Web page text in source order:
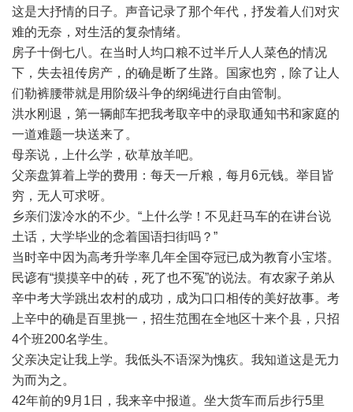
这是大抒情的日子。声音记录了那个年代，抒发着人们对灾
难的无奈，对生活的复杂情绪。
房子十倒七八。在当时人均口粮不过半斤人人菜色的情况
下，失去祖传房产，的确是断了生路。国家也穷，除了让人
们勒裤腰带就是用阶级斗争的纲绳进行自由管制。
洪水刚退，第一辆邮车把我考取辛中的录取通知书和家庭的
一道难题一块送来了。
母亲说，上什么学，砍草放羊吧。
父亲盘算着上学的费用：每天一斤粮，每月6元钱。举目皆
穷，无人可求呀。
乡亲们泼冷水的不少。“上什么学！不见赶马车的在讲台说
土话，大学毕业的念着国语扫街吗？”
当时辛中因为高考升学率几年全国夺冠已成为教育小宝塔。
民谚有“摸摸辛中的砖，死了也不冤”的说法。有农家子弟从
辛中考大学跳出农村的成功，成为口口相传的美好故事。考
上辛中的确是百里挑一，招生范围在全地区十来个县，只招
4个班200名学生。
父亲决定让我上学。我低头不语深为愧疚。我知道这是无力
为而为之。
42年前的9月1日，我来辛中报道。坐大货车而后步行5里